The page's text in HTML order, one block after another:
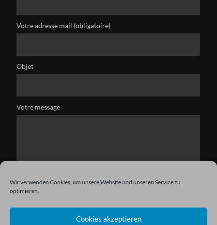
Wir verwenden Cookies, um unsere Website und unseren Service zu
optimieren.
Cookies akzeptieren
Votre adresse mail (obligatoire)
Objet
Votre message